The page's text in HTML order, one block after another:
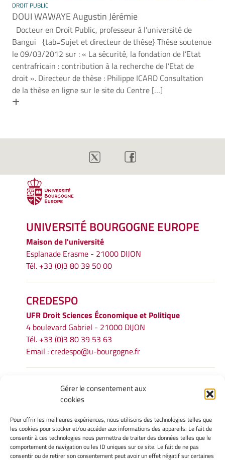
Gérer le consentement aux
cookies
Pour offrir les meilleures expériences, nous utilisons des technologies telles que
les cookies pour stocker et/ou accéder aux informations des appareils. Le fait de
consentir à ces technologies nous permettra de traiter des données telles que le
comportement de navigation ou les ID uniques sur ce site. Le fait de ne pas
consentir ou de retirer son consentement peut avoir un effet négatif sur certaines
DROIT PUBLIC
DOUI WAWAYE Augustin Jérémie
Docteur en Droit Public, professeur à l’université de
Bangui {tab=Sujet et directeur de thèse} Thèse soutenue
le 09/03/2012 sur : « La sécurité, la fondation de l’Etat
centrafricain : contribution à la recherche de l’Etat de
droit ». Directeur de thèse : Philippe ICARD Consultation
de la thèse en ligne sur le site du Centre […]
UNIVERSITÉ BOURGOGNE EUROPE
Maison de l'université
Esplanade Erasme - 21000 DIJON
Tél. +33 (0)3 80 39 50 00
CREDESPO
UFR Droit Sciences Économique et Politique
4 boulevard Gabriel - 21000 DIJON
Tél. +33 (0)3 80 39 53 63
Email :credespo@u-bourgogne.fr
INFORMATIONS LÉGALES
Mentions légales
Politique de cookies
Déclaration de confidentialité
Avertissement